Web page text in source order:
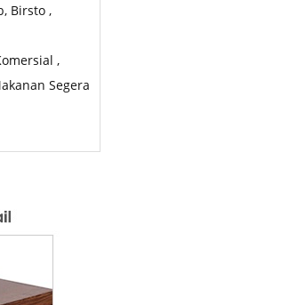
Birsto ,
,
Segera